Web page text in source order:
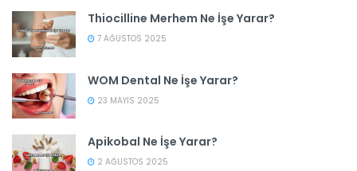
Thiocilline Merhem Ne İşe Yarar?
7 AĞUSTOS 2025
WOM Dental Ne İşe Yarar?
23 MAYIS 2025
Apikobal Ne İşe Yarar?
2 AĞUSTOS 2025